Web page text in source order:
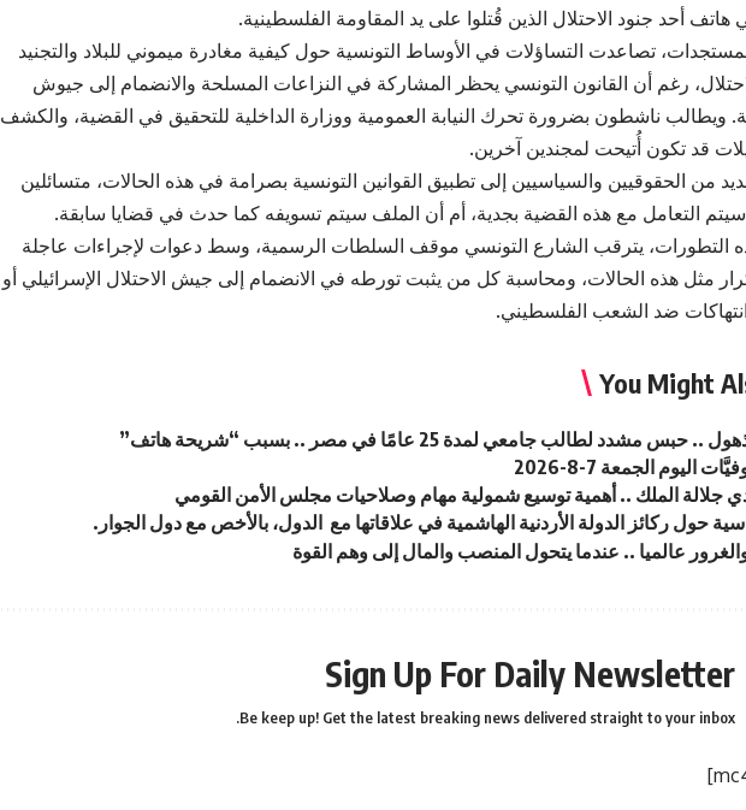
هاتف أحد جنود الاحتلال الذين قُتلوا على يد المقاومة الفلسطينية.
تصاعدت التساؤلات في الأوساط التونسية حول كيفية مغادرة ميموني للبلاد والتجنيد
رغم أن القانون التونسي يحظر المشاركة في النزاعات المسلحة والانضمام إلى جيوش
ويطالب ناشطون بضرورة تحرك النيابة العمومية ووزارة الداخلية للتحقيق في القضية، والكشف
قد تكون أُتيحت لمجندين آخرين.
من الحقوقيين والسياسيين إلى تطبيق القوانين التونسية بصرامة في هذه الحالات، متسائلين
سيتم التعامل مع هذه القضية بجدية، أم أن الملف سيتم تسويفه كما حدث في قضايا سابقة.
يترقب الشارع التونسي موقف السلطات الرسمية، وسط دعوات لإجراءات عاجلة
مثل هذه الحالات، ومحاسبة كل من يثبت تورطه في الانضمام إلى جيش الاحتلال الإسرائيلي أو
ضد الشعب الفلسطيني.
You Might
مشدد لطالب جامعي لمدة 25 عامًا في مصر .. بسبب “شريحة هاتف”
اليوم الجمعة 7-8-2026
جلالة الملك .. أهمية توسيع شمولية مهام وصلاحيات مجلس الأمن القومي
حول ركائز الدولة الأردنية الهاشمية في علاقاتها مع الدول، بالأخص مع دول الجوار.
عالميا .. عندما يتحول المنصب والمال إلى وهم القوة
Sign Up For Daily Newsletter
Be keep up! Get the latest breaking news delivered straight to your inbox.